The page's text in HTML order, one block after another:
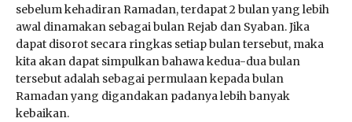
sebelum kehadiran Ramadan, terdapat 2 bulan yang lebih
awal dinamakan sebagai bulan Rejab dan Syaban. Jika
dapat disorot secara ringkas setiap bulan tersebut, maka
kita akan dapat simpulkan bahawa kedua-dua bulan
tersebut adalah sebagai permulaan kepada bulan
Ramadan yang digandakan padanya lebih banyak
kebaikan.